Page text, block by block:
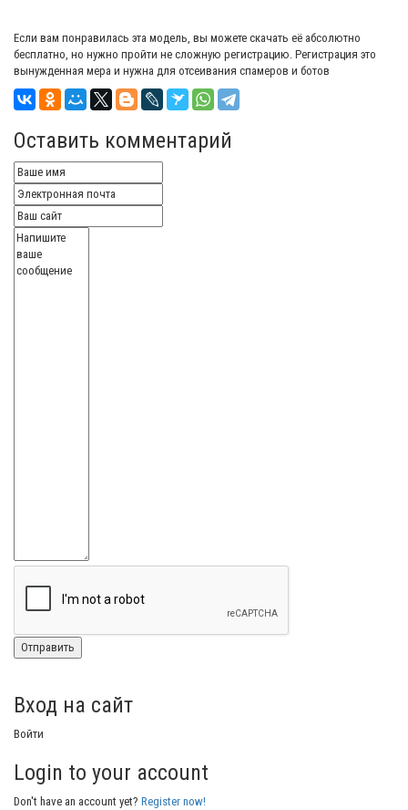
Если вам понравилась эта модель, вы можете скачать её абсолютно
бесплатно, но нужно пройти не сложную регистрацию. Регистрация это
вынужденная мера и нужна для отсеивания спамеров и ботов
Оставить комментарий
Вход на сайт
Войти
Login to your account
Don't have an account yet? Register now!